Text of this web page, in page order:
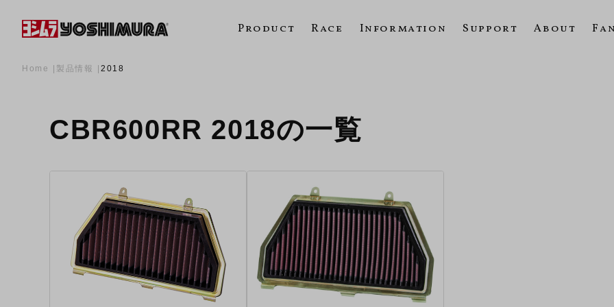
Product Race Information Support About
Home 製品情報 2018
CBR600RR 2018の一覧